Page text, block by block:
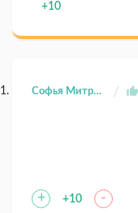
+10
Софья Митрофанова
+ +10 -